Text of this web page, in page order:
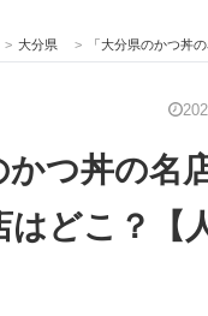
業向けIT製品の総合サイト
> 大分県 > 「大分県のかつ丼の
かつ丼の
どこ？【